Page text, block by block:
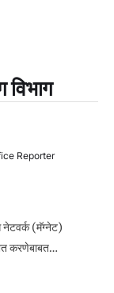
विभाग
Reporter
नेटवर्क (मॅग्नेट)
करणेबाबत…